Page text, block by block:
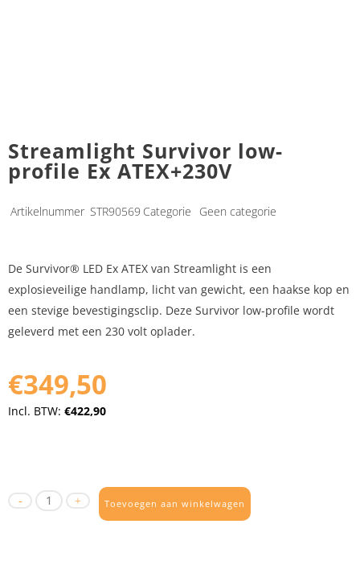
Streamlight Survivor low-
profile Ex ATEX+230V
Artikelnummer STR90569 Categorie Geen categorie
De Survivor® LED Ex ATEX van Streamlight is een
explosieveilige handlamp, licht van gewicht, een haakse kop en
een stevige bevestigingsclip. Deze Survivor low-profile wordt
geleverd met een 230 volt oplader.
€349,50
Incl. BTW: €422,90
Toevoegen aan winkelwagen